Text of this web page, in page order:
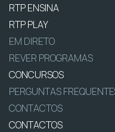
RTP ENSINA
RTP PLAY
EM DIRETO
REVER PROGRAMAS
CONCURSOS
PERGUNTAS
CONTACTOS
CONTACTOS